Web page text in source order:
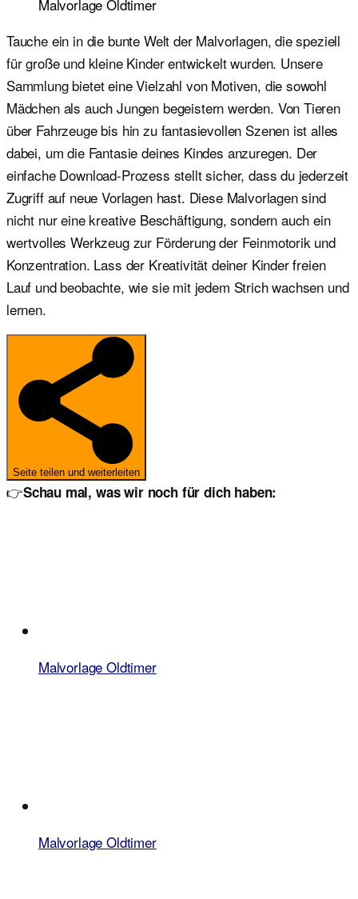
Malvorlage Oldtimer
Tauche ein in die bunte Welt der Malvorlagen, die speziell
für große und kleine Kinder entwickelt wurden. Unsere
Sammlung bietet eine Vielzahl von Motiven, die sowohl
Mädchen als auch Jungen begeistern werden. Von Tieren
über Fahrzeuge bis hin zu fantasievollen Szenen ist alles
dabei, um die Fantasie deines Kindes anzuregen. Der
einfache Download-Prozess stellt sicher, dass du jederzeit
Zugriff auf neue Vorlagen hast. Diese Malvorlagen sind
nicht nur eine kreative Beschäftigung, sondern auch ein
wertvolles Werkzeug zur Förderung der Feinmotorik und
Konzentration. Lass der Kreativität deiner Kinder freien
Lauf und beobachte, wie sie mit jedem Strich wachsen und
lernen.
Seite teilen und weiterleiten
👉Schau mal, was wir noch für dich haben:
Malvorlage Oldtimer
Malvorlage Oldtimer